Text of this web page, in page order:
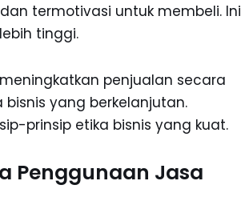
termotivasi untuk membeli. Ini
tinggi.
penjualan secara
yang berkelanjutan.
prinsip etika bisnis yang kuat.
Penggunaan Jasa